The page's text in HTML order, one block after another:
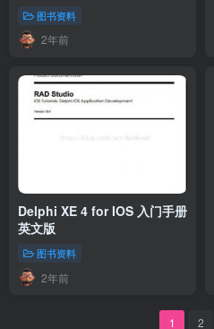
图书资料
2年前
Delphi XE 4 for IOS 入门手册
英文版
图书资料
2年前
1 2